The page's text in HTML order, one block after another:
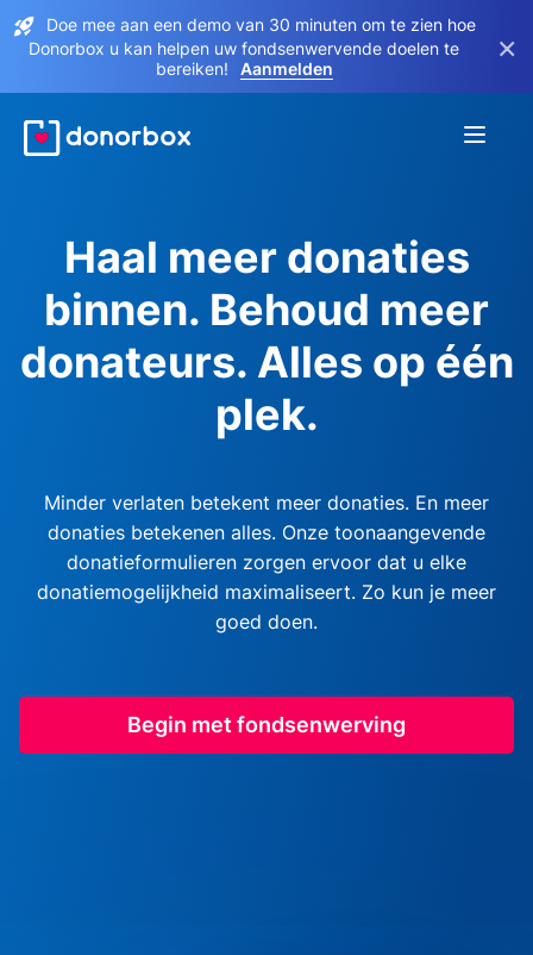
Doe mee aan een demo van 30 minuten om te zien hoe
Donorbox u kan helpen uw fondsenwervende doelen te
bereiken!
Aanmelden
×
Haal meer donaties
binnen. Behoud meer
donateurs. Alles op één
plek.
Minder verlaten betekent meer donaties. En meer
donaties betekenen alles. Onze toonaangevende
donatieformulieren zorgen ervoor dat u elke
donatiemogelijkheid maximaliseert. Zo kun je meer
goed doen.
Begin met fondsenwerving